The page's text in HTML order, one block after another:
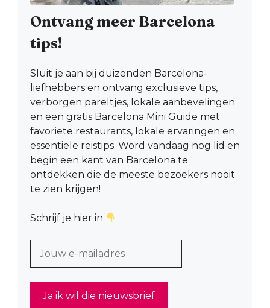
Ontvang meer Barcelona
tips!
Sluit je aan bij duizenden Barcelona-
liefhebbers en ontvang exclusieve tips,
verborgen pareltjes, lokale aanbevelingen
en een gratis Barcelona Mini Guide met
favoriete restaurants, lokale ervaringen en
essentiële reistips. Word vandaag nog lid en
begin een kant van Barcelona te
ontdekken die de meeste bezoekers nooit
te zien krijgen!
Schrijf je hier in